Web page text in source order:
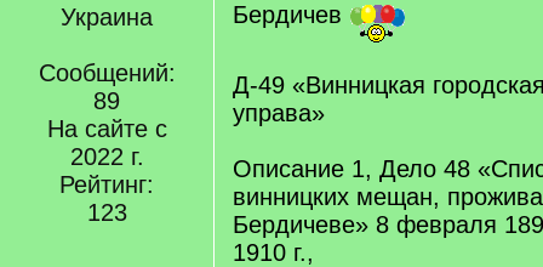
Украина
Сообщений:
89
На сайте с
2022 г.
Рейтинг:
123
Бердичев
Д-49 «Винницкая
управа»
Описание 1, Дело 48
винницких мещан,
Бердичеве» 8 февраля
1910 г.,